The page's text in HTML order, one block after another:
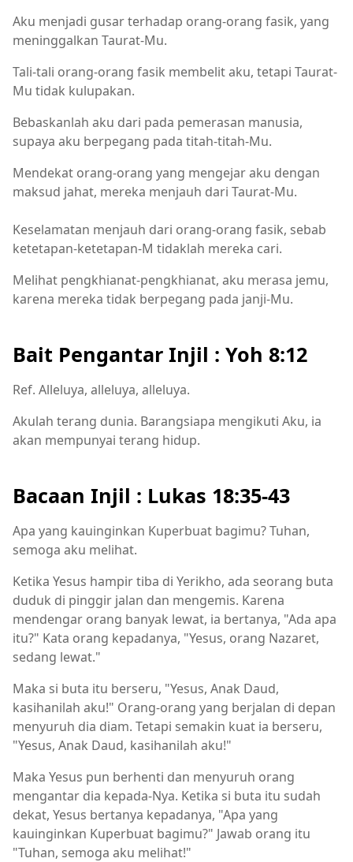
Aku menjadi gusar terhadap orang-orang fasik, yang
meninggalkan Taurat-Mu.
Tali-tali orang-orang fasik membelit aku, tetapi Taurat-
Mu tidak kulupakan.
Bebaskanlah aku dari pada pemerasan manusia,
supaya aku berpegang pada titah-titah-Mu.
Mendekat orang-orang yang mengejar aku dengan
maksud jahat, mereka menjauh dari Taurat-Mu.
Keselamatan menjauh dari orang-orang fasik, sebab
ketetapan-ketetapan-M tidaklah mereka cari.
Melihat pengkhianat-pengkhianat, aku merasa jemu,
karena mereka tidak berpegang pada janji-Mu.
Bait Pengantar Injil : Yoh 8:12
Ref. Alleluya, alleluya, alleluya.
Akulah terang dunia. Barangsiapa mengikuti Aku, ia
akan mempunyai terang hidup.
Bacaan Injil : Lukas 18:35-43
Apa yang kauinginkan Kuperbuat bagimu? Tuhan,
semoga aku melihat.
Ketika Yesus hampir tiba di Yerikho, ada seorang buta
duduk di pinggir jalan dan mengemis. Karena
mendengar orang banyak lewat, ia bertanya, "Ada apa
itu?" Kata orang kepadanya, "Yesus, orang Nazaret,
sedang lewat."
Maka si buta itu berseru, "Yesus, Anak Daud,
kasihanilah aku!" Orang-orang yang berjalan di depan
menyuruh dia diam. Tetapi semakin kuat ia berseru,
"Yesus, Anak Daud, kasihanilah aku!"
Maka Yesus pun berhenti dan menyuruh orang
mengantar dia kepada-Nya. Ketika si buta itu sudah
dekat, Yesus bertanya kepadanya, "Apa yang
kauinginkan Kuperbuat bagimu?" Jawab orang itu
"Tuhan, semoga aku melihat!"